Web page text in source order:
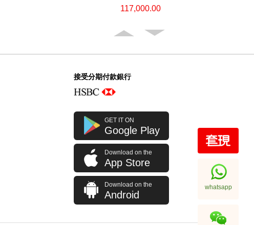
117,000.00
Rolex 勞力士 格林尼治型 Ii Gmt-
Master Ii 126710blro-0001 精鋼
256,000.00
接受分期付款銀行
GET IT ON
Google Play
Download on the
App Store
Download on the
Android
whatsapp